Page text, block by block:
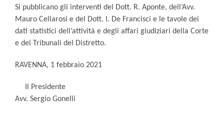
Si pubblicano gli interventi del Dott. R. Aponte, dell’Avv.
Mauro Cellarosi e del Dott. I. De Francisci e le tavole dei
dati statistici dell’attività e degli affari giudiziari della Corte
e dei Tribunali del Distretto.
RAVENNA, 1 febbraio 2021
Il Presidente
Avv. Sergio Gonelli